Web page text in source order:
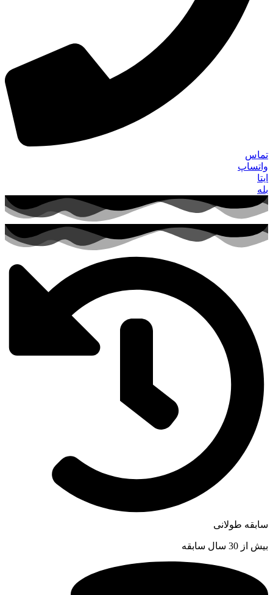
تماس
واتساپ
ایتا
بله
سابقه طولانی
بیش از 30 سال سابقه